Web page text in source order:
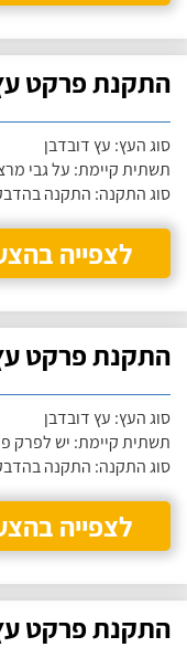
התקנת פרקט
סוג העץ: עץ דובדבן
תשתית קיימת: על גבי
סוג התקנה: התקנה
לצפייה
התקנת פרקט
סוג העץ: עץ דובדבן
תשתית קיימת: יש לפרק
סוג התקנה: התקנה
לצפייה
התקנת פרקט